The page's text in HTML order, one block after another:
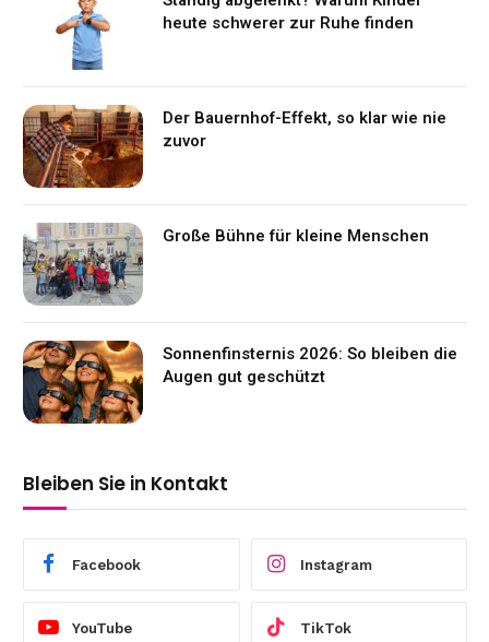
heute schwerer zur Ruhe finden
Der Bauernhof-Effekt, so klar wie nie
zuvor
Große Bühne für kleine Menschen
Sonnenfinsternis 2026: So bleiben die
Augen gut geschützt
Bleiben Sie in Kontakt
Facebook Instagram
YouTube TikTok